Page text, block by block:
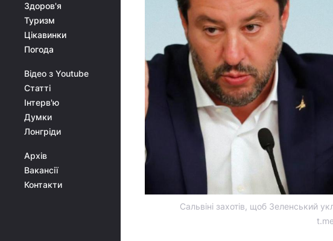
Здоров'я
Туризм
Цікавинки
Погода
Відео з Youtube
Статті
Інтерв'ю
Думки
Лонгріди
Архів
Вакансії
Контакти
Сальвіні захотів, щоб Зеленський